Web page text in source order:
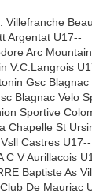
Villefranche
Argentat U17--
Arc
V.C.Langrois
Gsc
Blagnac Velo
Sportive
Chapelle St
Castres U17--
C V Aurillacois
Baptiste As
De Mauriac